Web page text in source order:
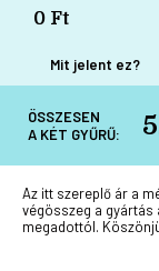
0 Ft
Mit jelent ez?
ÖSSZESEN
A KÉT GYŰRŰ:
Az itt szereplő ár a
végösszeg a gyártás
megadottól.